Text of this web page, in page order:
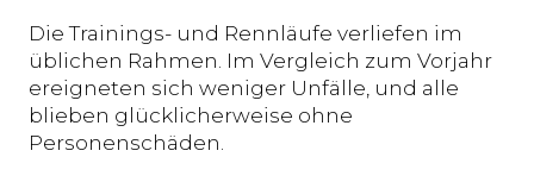
Die Trainings- und Rennläufe verliefen im
üblichen Rahmen. Im Vergleich zum Vorjahr
ereigneten sich weniger Unfälle, und alle
blieben glücklicherweise ohne
Personenschäden.